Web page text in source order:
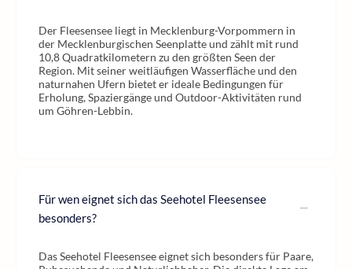
Der Fleesensee liegt in Mecklenburg-Vorpommern in
der Mecklenburgischen Seenplatte und zählt mit rund
10,8 Quadratkilometern zu den größten Seen der
Region. Mit seiner weitläufigen Wasserfläche und den
naturnahen Ufern bietet er ideale Bedingungen für
Erholung, Spaziergänge und Outdoor-Aktivitäten rund
um Göhren-Lebbin.
Für wen eignet sich das Seehotel Fleesensee
besonders?
Das Seehotel Fleesensee eignet sich besonders für Paare,